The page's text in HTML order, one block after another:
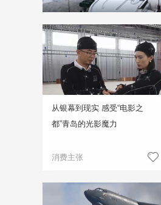
从银幕到现实 感受“电影之
都”青岛的光影魔力
消费主张